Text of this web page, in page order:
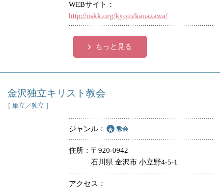
WEBサイト
http://nskk.org/kyoto/kanazawa/
もっと見る
金沢独立キリスト教会
［ 単立／独立 ］
ジャンル 教会
住所
〒920-0942
石川県 金沢市 小立野4-5-1
アクセス